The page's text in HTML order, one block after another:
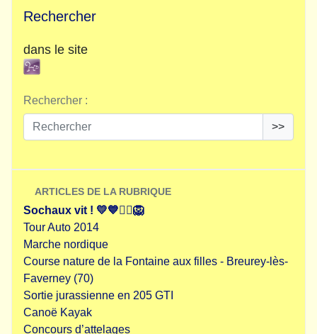
Rechercher
dans le site
Rechercher :
>>
ARTICLES DE LA RUBRIQUE
Sochaux vit ! 💛💙✌🏻🦁
Tour Auto 2014
Marche nordique
Course nature de la Fontaine aux filles - Breurey-lès-
Faverney (70)
Sortie jurassienne en 205 GTI
Canoë Kayak
Concours d’attelages